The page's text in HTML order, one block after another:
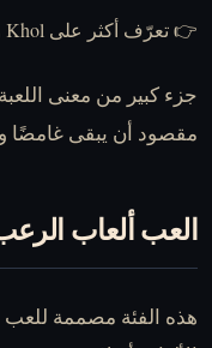
👉 تعرّف أكثر على Khol ومعنى القصة
مقصود أن يبقى غامضًا
العب ألعاب
هذه الفئة مصممة